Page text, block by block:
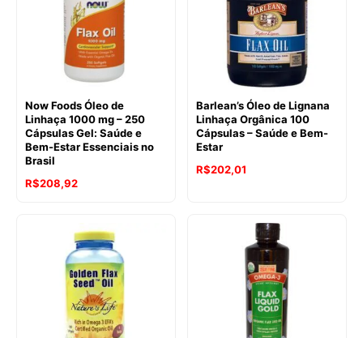
Now Foods Óleo de
Linhaça 1000 mg – 250
Cápsulas Gel: Saúde e
Bem-Estar Essenciais no
Brasil
R$208,92
Barlean’s Óleo de Lignana
Linhaça Orgânica 100
Cápsulas – Saúde e Bem-
Estar
R$202,01